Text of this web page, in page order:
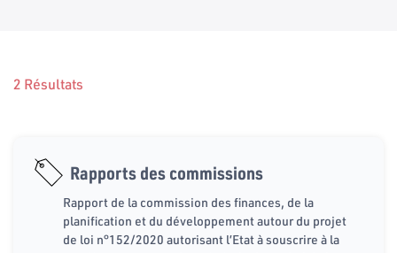
2 Résultats
Rapports des commissions
Rapport de la commission des finances, de la
planification et du développement autour du projet
de loi n°152/2020 autorisant l’Etat à souscrire à la